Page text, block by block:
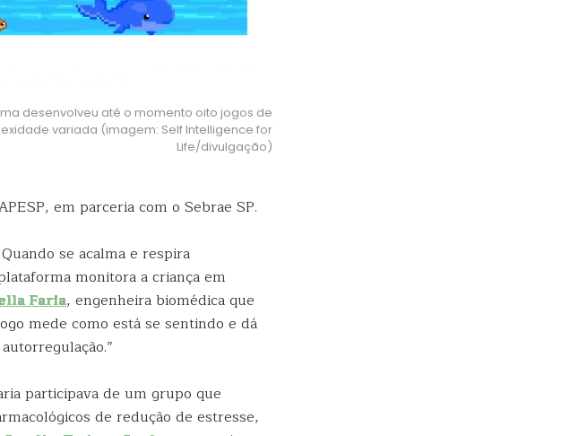
desenvolveu até o momento oito jogos de
variada (imagem: Self Intelligence for
Life/divulgação)
em parceria com o Sebrae SP.
se acalma e respira
monitora a criança em
Faria, engenheira biomédica que
mede como está se sentindo e dá
participava de um grupo que
de redução de estresse,